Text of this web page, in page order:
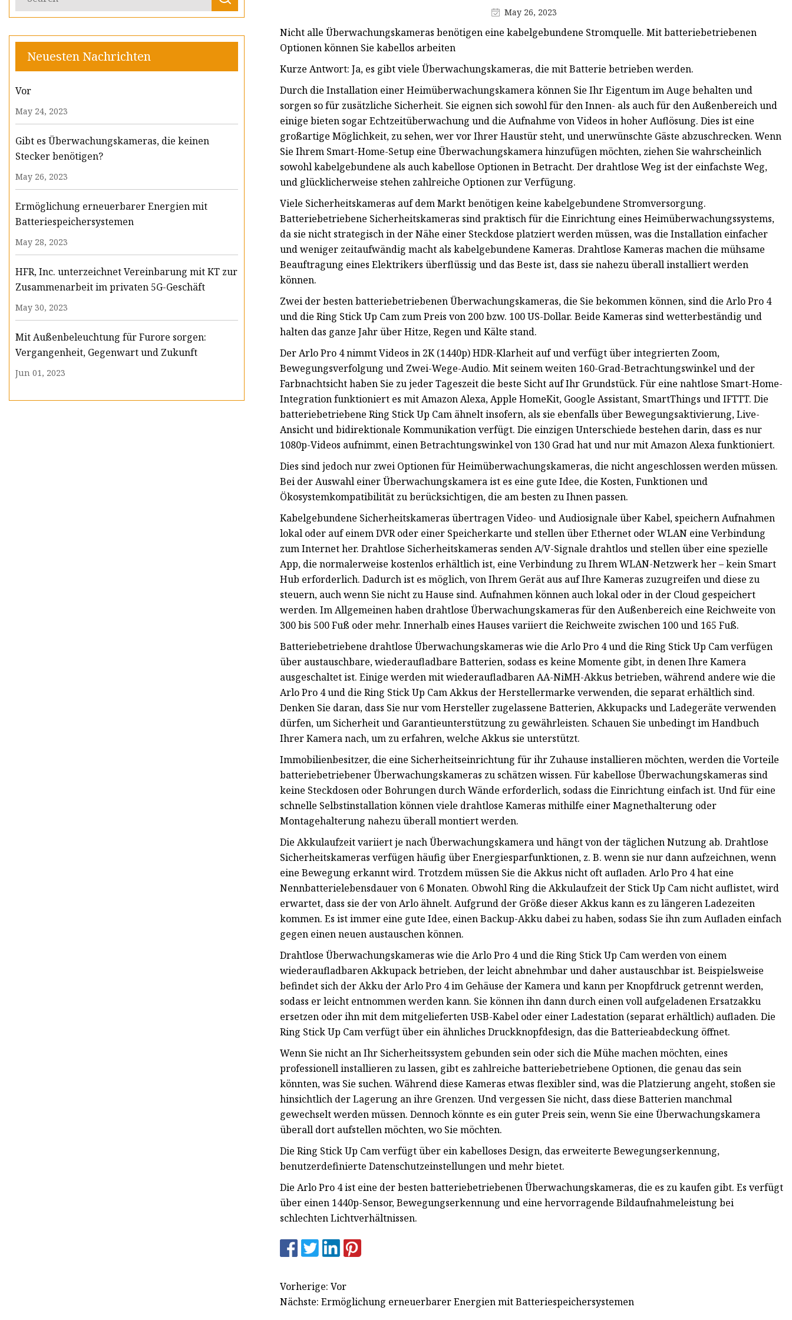
Neuesten Nachrichten
Vor
May 24, 2023
Gibt es Überwachungskameras, die keinen
Stecker benötigen?
May 26, 2023
Ermöglichung erneuerbarer Energien mit
Batteriespeichersystemen
May 28, 2023
HFR, Inc. unterzeichnet Vereinbarung mit KT zur
Zusammenarbeit im privaten 5G-Geschäft
May 30, 2023
Mit Außenbeleuchtung für Furore sorgen:
Vergangenheit, Gegenwart und Zukunft
Jun 01, 2023
May 26, 2023
Nicht alle Überwachungskameras benötigen eine kabelgebundene Stromquelle. Mit batteriebetriebenen
Optionen können Sie kabellos arbeiten
Kurze Antwort: Ja, es gibt viele Überwachungskameras, die mit Batterie betrieben werden.
Durch die Installation einer Heimüberwachungskamera können Sie Ihr Eigentum im Auge behalten und
sorgen so für zusätzliche Sicherheit. Sie eignen sich sowohl für den Innen- als auch für den Außenbereich und
einige bieten sogar Echtzeitüberwachung und die Aufnahme von Videos in hoher Auflösung. Dies ist eine
großartige Möglichkeit, zu sehen, wer vor Ihrer Haustür steht, und unerwünschte Gäste abzuschrecken. Wenn
Sie Ihrem Smart-Home-Setup eine Überwachungskamera hinzufügen möchten, ziehen Sie wahrscheinlich
sowohl kabelgebundene als auch kabellose Optionen in Betracht. Der drahtlose Weg ist der einfachste Weg,
und glücklicherweise stehen zahlreiche Optionen zur Verfügung.
Viele Sicherheitskameras auf dem Markt benötigen keine kabelgebundene Stromversorgung.
Batteriebetriebene Sicherheitskameras sind praktisch für die Einrichtung eines Heimüberwachungssystems,
da sie nicht strategisch in der Nähe einer Steckdose platziert werden müssen, was die Installation einfacher
und weniger zeitaufwändig macht als kabelgebundene Kameras. Drahtlose Kameras machen die mühsame
Beauftragung eines Elektrikers überflüssig und das Beste ist, dass sie nahezu überall installiert werden
können.
Zwei der besten batteriebetriebenen Überwachungskameras, die Sie bekommen können, sind die Arlo Pro 4
und die Ring Stick Up Cam zum Preis von 200 bzw. 100 US-Dollar. Beide Kameras sind wetterbeständig und
halten das ganze Jahr über Hitze, Regen und Kälte stand.
Der Arlo Pro 4 nimmt Videos in 2K (1440p) HDR-Klarheit auf und verfügt über integrierten Zoom,
Bewegungsverfolgung und Zwei-Wege-Audio. Mit seinem weiten 160-Grad-Betrachtungswinkel und der
Farbnachtsicht haben Sie zu jeder Tageszeit die beste Sicht auf Ihr Grundstück. Für eine nahtlose Smart-Home-
Integration funktioniert es mit Amazon Alexa, Apple HomeKit, Google Assistant, SmartThings und IFTTT. Die
batteriebetriebene Ring Stick Up Cam ähnelt insofern, als sie ebenfalls über Bewegungsaktivierung, Live-
Ansicht und bidirektionale Kommunikation verfügt. Die einzigen Unterschiede bestehen darin, dass es nur
1080p-Videos aufnimmt, einen Betrachtungswinkel von 130 Grad hat und nur mit Amazon Alexa funktioniert.
Dies sind jedoch nur zwei Optionen für Heimüberwachungskameras, die nicht angeschlossen werden müssen.
Bei der Auswahl einer Überwachungskamera ist es eine gute Idee, die Kosten, Funktionen und
Ökosystemkompatibilität zu berücksichtigen, die am besten zu Ihnen passen.
Kabelgebundene Sicherheitskameras übertragen Video- und Audiosignale über Kabel, speichern Aufnahmen
lokal oder auf einem DVR oder einer Speicherkarte und stellen über Ethernet oder WLAN eine Verbindung
zum Internet her. Drahtlose Sicherheitskameras senden A/V-Signale drahtlos und stellen über eine spezielle
App, die normalerweise kostenlos erhältlich ist, eine Verbindung zu Ihrem WLAN-Netzwerk her – kein Smart
Hub erforderlich. Dadurch ist es möglich, von Ihrem Gerät aus auf Ihre Kameras zuzugreifen und diese zu
steuern, auch wenn Sie nicht zu Hause sind. Aufnahmen können auch lokal oder in der Cloud gespeichert
werden. Im Allgemeinen haben drahtlose Überwachungskameras für den Außenbereich eine Reichweite von
300 bis 500 Fuß oder mehr. Innerhalb eines Hauses variiert die Reichweite zwischen 100 und 165 Fuß.
Batteriebetriebene drahtlose Überwachungskameras wie die Arlo Pro 4 und die Ring Stick Up Cam verfügen
über austauschbare, wiederaufladbare Batterien, sodass es keine Momente gibt, in denen Ihre Kamera
ausgeschaltet ist. Einige werden mit wiederaufladbaren AA-NiMH-Akkus betrieben, während andere wie die
Arlo Pro 4 und die Ring Stick Up Cam Akkus der Herstellermarke verwenden, die separat erhältlich sind.
Denken Sie daran, dass Sie nur vom Hersteller zugelassene Batterien, Akkupacks und Ladegeräte verwenden
dürfen, um Sicherheit und Garantieunterstützung zu gewährleisten. Schauen Sie unbedingt im Handbuch
Ihrer Kamera nach, um zu erfahren, welche Akkus sie unterstützt.
Immobilienbesitzer, die eine Sicherheitseinrichtung für ihr Zuhause installieren möchten, werden die Vorteile
batteriebetriebener Überwachungskameras zu schätzen wissen. Für kabellose Überwachungskameras sind
keine Steckdosen oder Bohrungen durch Wände erforderlich, sodass die Einrichtung einfach ist. Und für eine
schnelle Selbstinstallation können viele drahtlose Kameras mithilfe einer Magnethalterung oder
Montagehalterung nahezu überall montiert werden.
Die Akkulaufzeit variiert je nach Überwachungskamera und hängt von der täglichen Nutzung ab. Drahtlose
Sicherheitskameras verfügen häufig über Energiesparfunktionen, z. B. wenn sie nur dann aufzeichnen, wenn
eine Bewegung erkannt wird. Trotzdem müssen Sie die Akkus nicht oft aufladen. Arlo Pro 4 hat eine
Nennbatterielebensdauer von 6 Monaten. Obwohl Ring die Akkulaufzeit der Stick Up Cam nicht auflistet, wird
erwartet, dass sie der von Arlo ähnelt. Aufgrund der Größe dieser Akkus kann es zu längeren Ladezeiten
kommen. Es ist immer eine gute Idee, einen Backup-Akku dabei zu haben, sodass Sie ihn zum Aufladen einfach
gegen einen neuen austauschen können.
Drahtlose Überwachungskameras wie die Arlo Pro 4 und die Ring Stick Up Cam werden von einem
wiederaufladbaren Akkupack betrieben, der leicht abnehmbar und daher austauschbar ist. Beispielsweise
befindet sich der Akku der Arlo Pro 4 im Gehäuse der Kamera und kann per Knopfdruck getrennt werden,
sodass er leicht entnommen werden kann. Sie können ihn dann durch einen voll aufgeladenen Ersatzakku
ersetzen oder ihn mit dem mitgelieferten USB-Kabel oder einer Ladestation (separat erhältlich) aufladen. Die
Ring Stick Up Cam verfügt über ein ähnliches Druckknopfdesign, das die Batterieabdeckung öffnet.
Wenn Sie nicht an Ihr Sicherheitssystem gebunden sein oder sich die Mühe machen möchten, eines
professionell installieren zu lassen, gibt es zahlreiche batteriebetriebene Optionen, die genau das sein
könnten, was Sie suchen. Während diese Kameras etwas flexibler sind, was die Platzierung angeht, stoßen sie
hinsichtlich der Lagerung an ihre Grenzen. Und vergessen Sie nicht, dass diese Batterien manchmal
gewechselt werden müssen. Dennoch könnte es ein guter Preis sein, wenn Sie eine Überwachungskamera
überall dort aufstellen möchten, wo Sie möchten.
Die Ring Stick Up Cam verfügt über ein kabelloses Design, das erweiterte Bewegungserkennung,
benutzerdefinierte Datenschutzeinstellungen und mehr bietet.
Die Arlo Pro 4 ist eine der besten batteriebetriebenen Überwachungskameras, die es zu kaufen gibt. Es verfügt
über einen 1440p-Sensor, Bewegungserkennung und eine hervorragende Bildaufnahmeleistung bei
schlechten Lichtverhältnissen.
Vorherige: Vor
Nächste: Ermöglichung erneuerbarer Energien mit Batteriespeichersystemen